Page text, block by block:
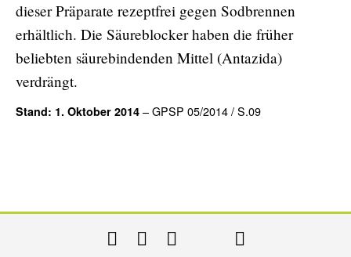
dieser Präparate rezeptfrei gegen Sodbrennen
erhältlich. Die Säureblocker haben die früher
beliebten säurebindenden Mittel (Antazida)
verdrängt.
Stand: 1. Oktober 2014 – GPSP 05/2014 / S.09